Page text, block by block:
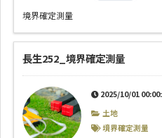
境界確定測量
長生252_境界確定測量
2025/10/01
土地
境界確定測量